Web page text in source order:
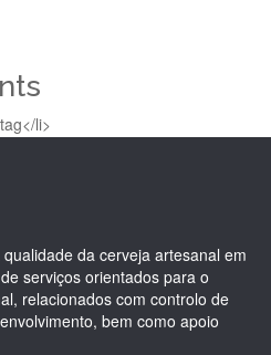
li>
da cerveja artesanal em
serviços orientados para o
relacionados com controlo de
bem como apoio